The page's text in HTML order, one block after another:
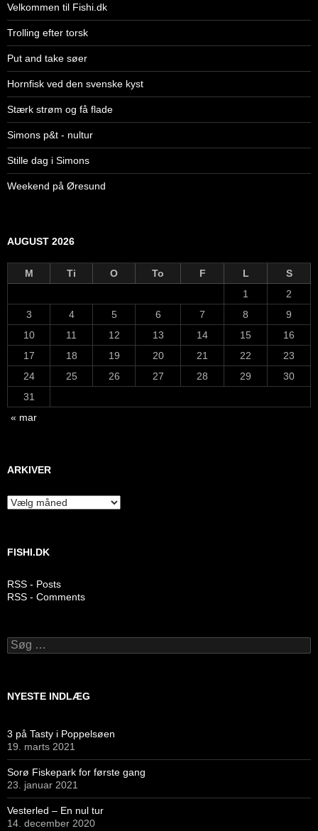
Velkommen til Fishi.dk
Trolling efter torsk
Put and take søer
Hornfisk ved den svenske kyst
Stærk strøm og få flade
Simons p&t - nultur
Stille dag i Simons
Weekend på Øresund
AUGUST 2026
M Ti O To F L
S
1
2
3
4 5 6 7 8
9
10
11 12 13 14 15
16
17
18 19 20 21 22
23
24
25 26 27 28 29
30
31
« mar
ARKIVER
Arkiver
FISHI.DK
RSS - Posts
RSS - Comments
Søg
efter:
NYESTE INDLÆG
3 på Tasty i Poppelsøen
19. marts 2021
Sorø Fiskepark for første gang
23. januar 2021
Vesterled – En nul tur
14. december 2020